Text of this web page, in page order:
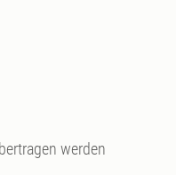
werden